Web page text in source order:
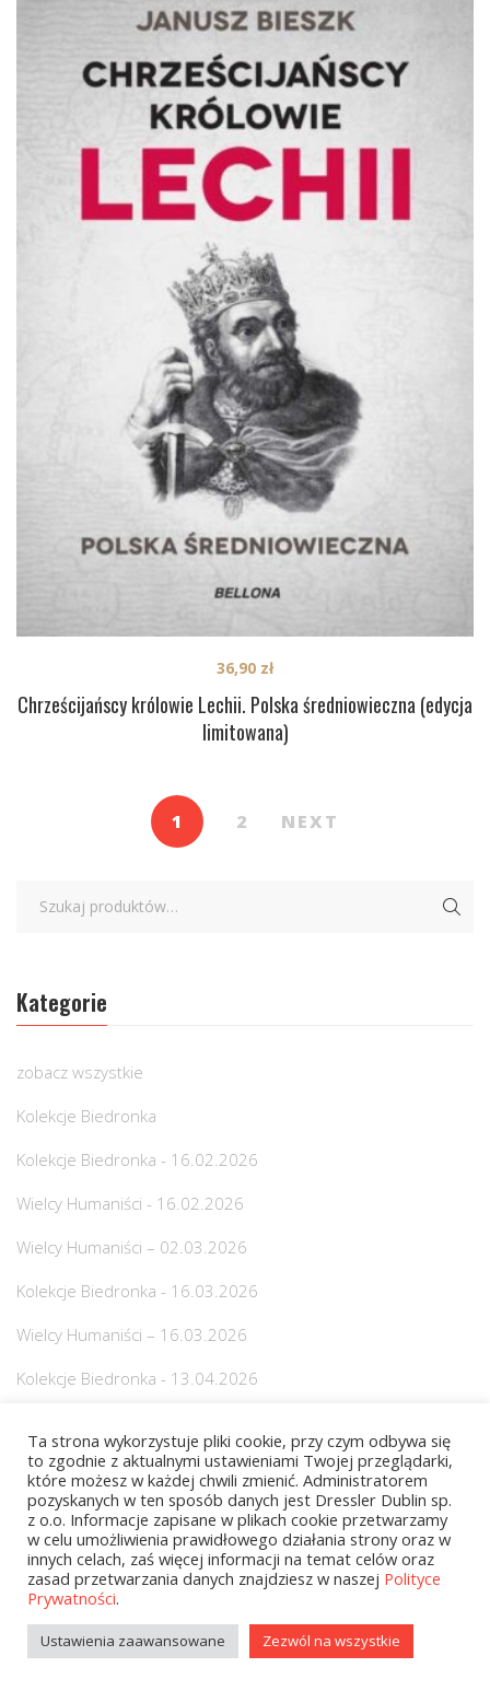
Chrześcijańscy królowie Lechii. Polska średniowieczna (edycja
limitowana)
36,90 zł
1 2 NEXT
Kategorie
zobacz wszystkie
Kolekcje Biedronka
Kolekcje Biedronka - 16.02.2026
Wielcy Humaniści - 16.02.2026
Wielcy Humaniści – 02.03.2026
Kolekcje Biedronka - 16.03.2026
Wielcy Humaniści – 16.03.2026
Kolekcje Biedronka - 13.04.2026
Religie i wierzenia
Medycyna
Biografie / Wspomnienia
Dla dzieci
Fantastyka
Ta strona wykorzystuje pliki cookie, przy czym odbywa się
to zgodnie z aktualnymi ustawieniami Twojej przeglądarki,
które możesz w każdej chwili zmienić. Administratorem
pozyskanych w ten sposób danych jest Dressler Dublin sp.
z o.o. Informacje zapisane w plikach cookie przetwarzamy
w celu umożliwienia prawidłowego działania strony oraz w
innych celach, zaś więcej informacji na temat celów oraz
zasad przetwarzania danych znajdziesz w naszej Polityce
Prywatności.
Ustawienia zaawansowane Zezwól na wszystkie